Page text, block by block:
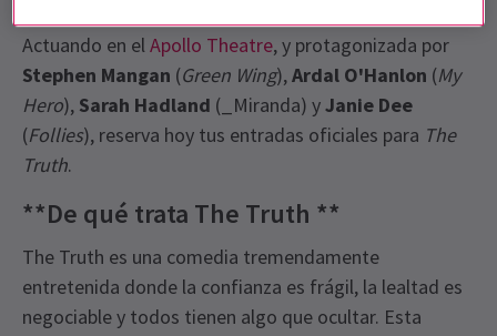
Actuando en elApollo Theatre, y protagonizada por
Stephen Mangan (Green Wing),Ardal O'Hanlon (My
Hero), Sarah Hadland (_Miranda) yJanie Dee
(Follies), reserva hoy tus entradas oficiales para The
Truth.
**De qué trata The Truth **
The Truth es una comedia tremendamente
entretenida donde la confianza es frágil, la lealtad es
negociable y todos tienen algo que ocultar. Esta